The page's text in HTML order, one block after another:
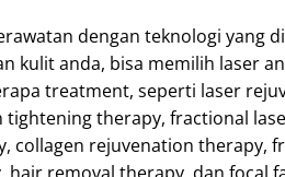
dengan teknologi yang
kulit anda, bisa memilih laser
treatment, seperti laser
tightening therapy, fractional
collagen rejuvenation therapy,